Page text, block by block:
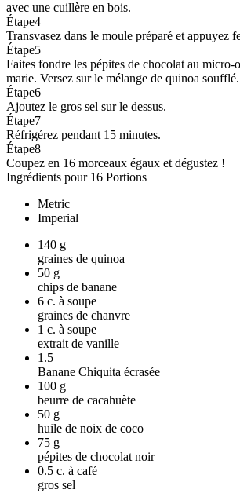
avec une cuillère en bois.
Étape4
Transvasez dans le moule préparé et appuyez
Étape5
Faites fondre les pépites de chocolat au micro-
marie. Versez sur le mélange de quinoa soufflé.
Étape6
Ajoutez le gros sel sur le dessus.
Étape7
Réfrigérez pendant 15 minutes.
Étape8
Coupez en 16 morceaux égaux et dégustez !
Ingrédients pour 16 Portions
Metric
Imperial
140 g
graines de quinoa
50 g
chips de banane
6 c. à soupe
graines de chanvre
1 c. à soupe
extrait de vanille
1.5
Banane Chiquita écrasée
100 g
beurre de cacahuète
50 g
huile de noix de coco
75 g
pépites de chocolat noir
0.5 c. à café
gros sel